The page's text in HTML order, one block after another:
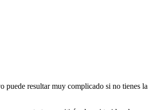
puede resultar muy complicado si no tienes la